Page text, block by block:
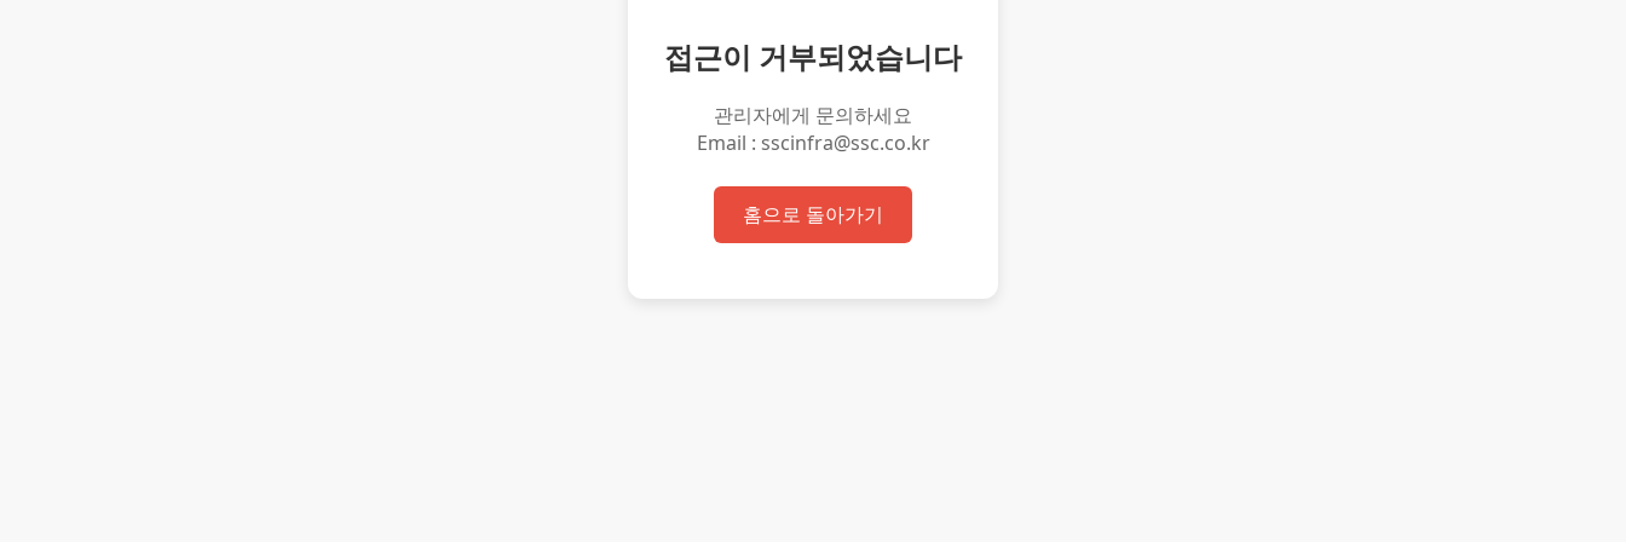
접근이 거부되었습니다
관리자에게 문의하세요
Email : sscinfra@ssc.co.kr
홈으로 돌아가기